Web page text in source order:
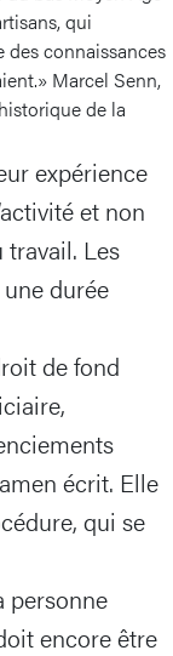
qui
connaissances
Marcel Senn,
de la
expérience
et non
Les
durée
de fond
écrit. Elle
qui se
personne
encore être